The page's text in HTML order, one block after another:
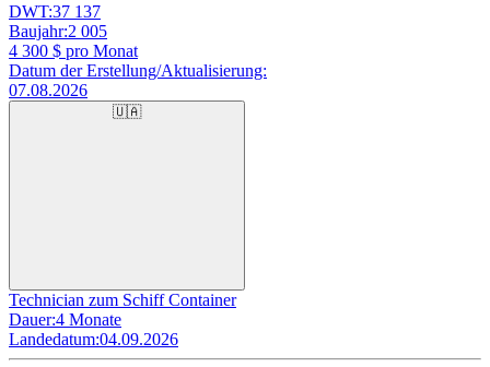
DWT:37 137
Baujahr:2 005
4 300 $ pro Monat
Datum der Erstellung/Aktualisierung:
07.08.2026
🇺🇦
Technician zum Schiff Container
Dauer:4 Monate
Landedatum:04.09.2026